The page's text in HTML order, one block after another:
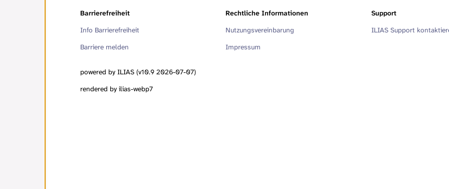
Barrierefreiheit
Info Barrierefreiheit
Barriere melden
Rechtliche Informationen
Nutzungsvereinbarung
Impressum
Support
ILIAS Support
powered by ILIAS (v10.9 2026-07-07)
rendered by ilias-webp7